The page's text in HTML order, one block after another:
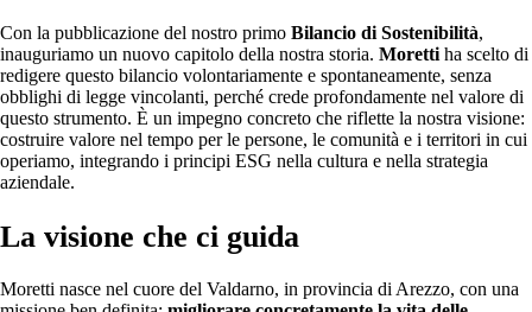
Con la pubblicazione del nostro primo Bilancio di Sostenibilità,
inauguriamo un nuovo capitolo della nostra storia. Moretti ha scelto di
redigere questo bilancio volontariamente e spontaneamente, senza
obblighi di legge vincolanti, perché crede profondamente nel valore di
questo strumento. È un impegno concreto che riflette la nostra visione:
costruire valore nel tempo per le persone, le comunità e i territori in cui
operiamo, integrando i principi ESG nella cultura e nella strategia
aziendale.
La visione che ci guida
Moretti nasce nel cuore del Valdarno, in provincia di Arezzo, con una